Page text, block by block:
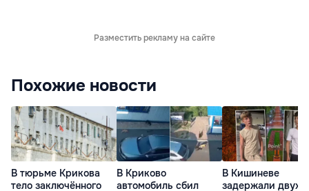
Разместить рекламу на сайте
Похожие новости
В тюрьме Крикова
тело заключённого
В Криково
автомобиль сбил
В Кишиневе
задержали двух